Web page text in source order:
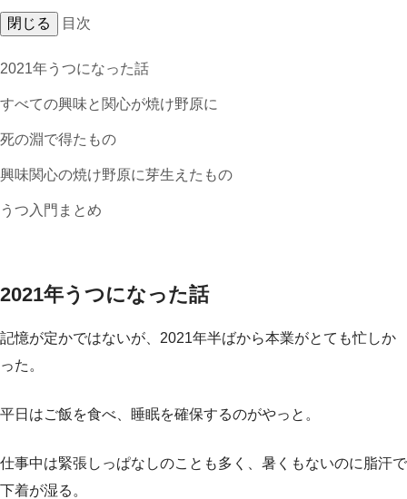
閉じる 目次
2021年うつになった話
すべての興味と関心が焼け野原に
死の淵で得たもの
興味関心の焼け野原に芽生えたもの
うつ入門まとめ
2021年うつになった話
記憶が定かではないが、2021年半ばから本業がとても忙しか
った。
平日はご飯を食べ、睡眠を確保するのがやっと。
仕事中は緊張しっぱなしのことも多く、暑くもないのに脂汗で
下着が湿る。